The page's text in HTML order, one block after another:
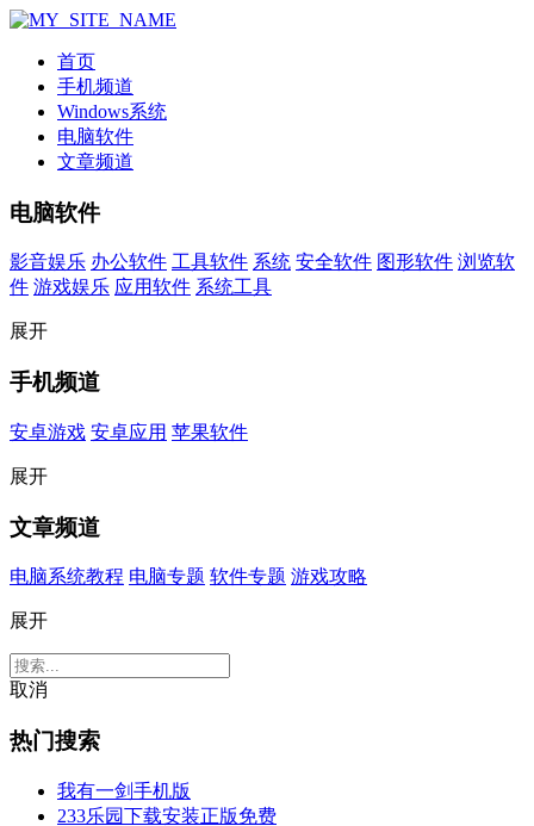
首页
手机频道
Windows系统
电脑软件
文章频道
电脑软件
影音娱乐 办公软件 工具软件 系统 安全软件 图形软件 浏览软
件 游戏娱乐 应用软件 系统工具
展开
手机频道
安卓游戏 安卓应用 苹果软件
展开
文章频道
电脑系统教程 电脑专题 软件专题 游戏攻略
展开
取消
热门搜索
我有一剑手机版
233乐园下载安装正版免费